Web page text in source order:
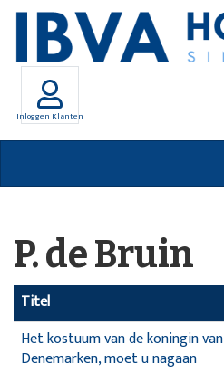
Inloggen Klanten
P. de Bruin
Titel
Het kostuum van de koningin van
Denemarken, moet u nagaan